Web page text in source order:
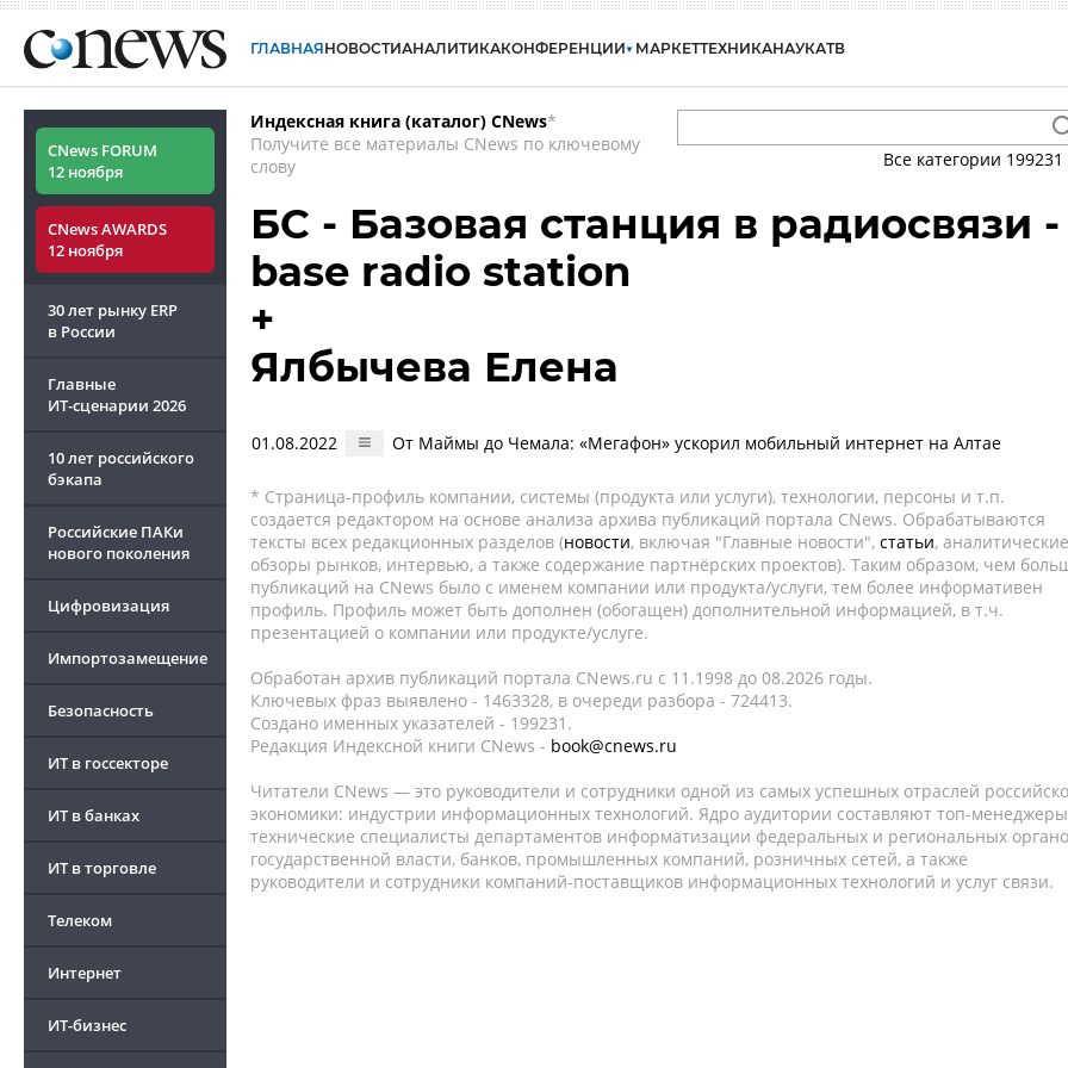
ГЛАВНАЯНОВОСТИАНАЛИТИКАКОНФЕРЕНЦИИ МАРКЕТТЕХНИКАНАУКАТВ
CNews FORUM
12 ноября
CNews AWARDS
12 ноября
30 лет рынку ERP
в России
Главные
ИТ-сценарии 2026
10 лет российского
бэкапа
Российские ПАКи
нового поколения
Цифровизация
Импортозамещение
Безопасность
ИТ в госсекторе
ИТ в банках
ИТ в торговле
Телеком
Интернет
ИТ-бизнес
Индексная книга (каталог) CNews*
Получите все материалы CNews по ключевому
слову
Все категории 199231
БС - Базовая станция в радиосвязи -
base radio station
+
Ялбычева Елена
01.08.2022 От Маймы до Чемала: «Мегафон» ускорил мобильный интернет на Алтае
* Страница-профиль компании, системы (продукта или услуги), технологии, персоны и т.п.
создается редактором на основе анализа архива публикаций портала CNews. Обрабатываются
тексты всех редакционных разделов (новости, включая "Главные новости", статьи, аналитические
обзоры рынков, интервью, а также содержание партнёрских проектов). Таким образом, чем
публикаций на CNews было с именем компании или продукта/услуги, тем более информативен
профиль. Профиль может быть дополнен (обогащен) дополнительной информацией, в т.ч.
презентацией о компании или продукте/услуге.
Обработан архив публикаций портала CNews.ru c 11.1998 до 08.2026 годы.
Ключевых фраз выявлено - 1463328, в очереди разбора - 724413.
Создано именных указателей - 199231.
Редакция Индексной книги CNews - book@cnews.ru
Читатели CNews — это руководители и сотрудники одной из самых успешных отраслей
экономики: индустрии информационных технологий. Ядро аудитории составляют топ-
технические специалисты департаментов информатизации федеральных и региональных
государственной власти, банков, промышленных компаний, розничных сетей, а также
руководители и сотрудники компаний-поставщиков информационных технологий и услуг связи.